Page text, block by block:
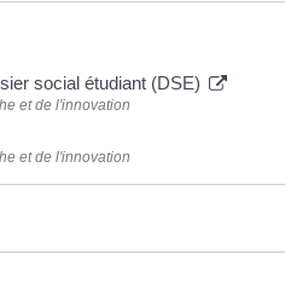
social étudiant (DSE)
et de l'innovation
et de l'innovation